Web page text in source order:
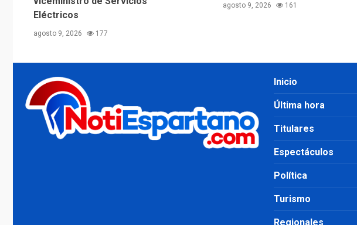
Eléctricos
agosto 9, 2026 177
agosto 9, 2026 161
Inicio
Última hora
Titulares
Espectáculos
Política
Turismo
Regionales